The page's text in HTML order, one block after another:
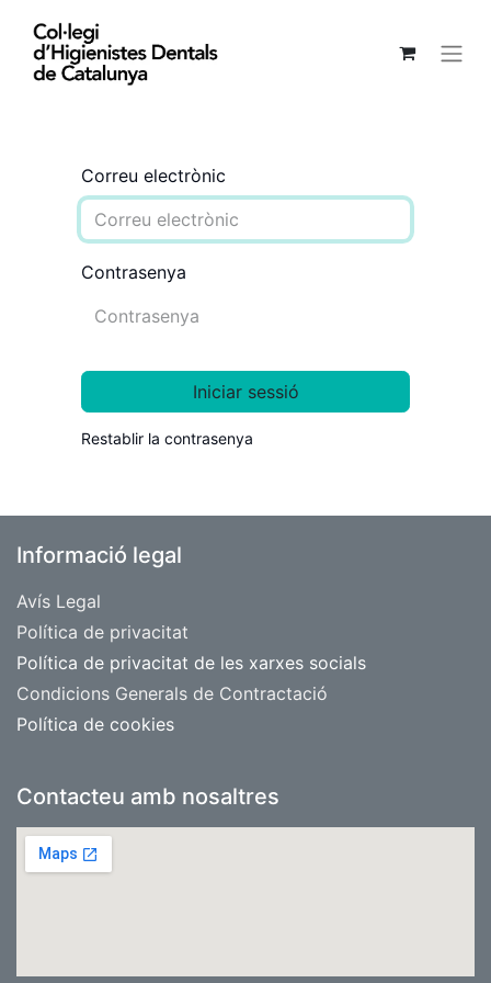
Correu electrònic
Contrasenya
Iniciar sessió
Restablir la contrasenya
Informació legal
Avís Legal
​Política de privacitat
Política de privacitat de les xarxes socials
Condicions Generals de Contractació
Política de cookies
Contacteu amb nosaltres